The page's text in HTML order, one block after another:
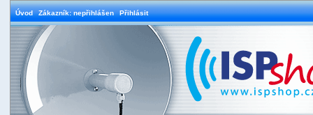
Úvod Zákazník: nepřihlášen Přihlásit